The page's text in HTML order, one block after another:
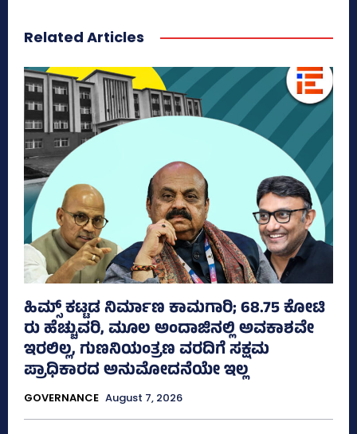
Related Articles
ಹಿಮ್ಸ್‌ ಕಟ್ಟಡ ನಿರ್ಮಾಣ ಕಾಮಗಾರಿ; 68.75 ಕೋಟಿ
ರು ಹೆಚ್ಚುವರಿ, ಮೂಲ ಅಂದಾಜಿನಲ್ಲಿ ಅವಕಾಶವೇ
ಇರಲಿಲ್ಲ, ಗುಣನಿಯಂತ್ರಣ ವರದಿಗೆ ಸಕ್ಷಮ
ಪ್ರಾಧಿಕಾರದ ಅನುಮೋದನೆಯೇ ಇಲ್ಲ
GOVERNANCE August 7, 2026